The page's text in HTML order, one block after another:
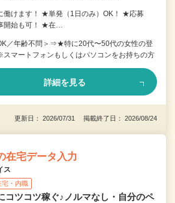
働けます！ ★単発（1日のみ）OK！ ★応募
開始も可！ ★在…
／年齢不問＞⇒★特に20代〜50代の女性の登
ートフォンもしくはパソコンをお持ちの方
詳細を見る
更新日： 2026/07/31 掲載終了日： 2026/08/24
在宅データ入力
ス
宅・内職
コツコツ稼ぐ♪ノルマなし・自分のペ